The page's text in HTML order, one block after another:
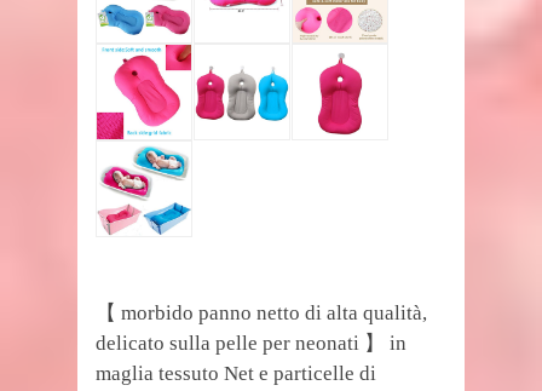
【 morbido panno netto di alta qualità,
delicato sulla pelle per neonati 】 in
maglia tessuto Net e particelle di